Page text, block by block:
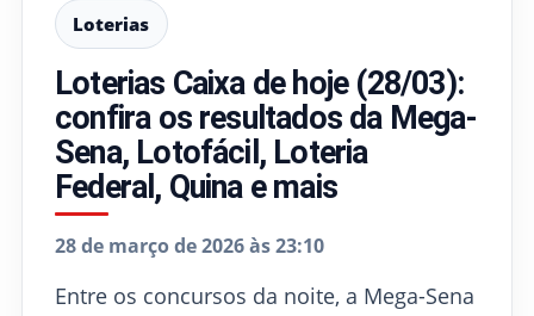
Loterias
Loterias Caixa de hoje (28/03):
confira os resultados da Mega-
Sena, Lotofácil, Loteria
Federal, Quina e mais
28 de março de 2026 às 23:10
Entre os concursos da noite, a Mega-Sena